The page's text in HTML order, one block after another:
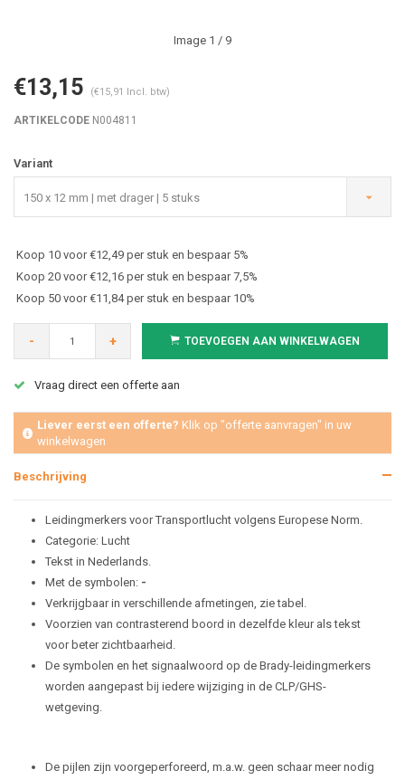
Image 1 / 9
€13,15 (€15,91 Incl. btw)
ARTIKELCODE N004811
Variant
150 x 12 mm | met drager | 5 stuks
Koop 10 voor €12,49 per stuk en bespaar 5%
Koop 20 voor €12,16 per stuk en bespaar 7,5%
Koop 50 voor €11,84 per stuk en bespaar 10%
- + TOEVOEGEN AAN WINKELWAGEN
Vraag direct een offerte aan
Liever eerst een offerte? Klik op "offerte aanvragen" in uw
winkelwagen
Beschrijving
Leidingmerkers voor Transportlucht volgens Europese Norm.
Categorie: Lucht
Tekst in Nederlands.
Met de symbolen: -
Verkrijgbaar in verschillende afmetingen, zie tabel.
Voorzien van contrasterend boord in dezelfde kleur als tekst
voor beter zichtbaarheid.
De symbolen en het signaalwoord op de Brady-leidingmerkers
worden aangepast bij iedere wijziging in de CLP/GHS-
wetgeving.
De pijlen zijn voorgeperforeerd, m.a.w. geen schaar meer nodig